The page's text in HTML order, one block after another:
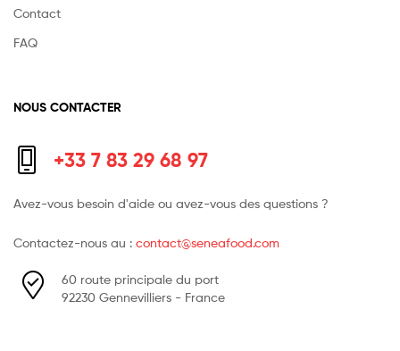
Contact
FAQ
NOUS CONTACTER
+33 7 83 29 68 97
Avez-vous besoin d'aide ou avez-vous des questions ?
Contactez-nous au : contact@seneafood.com
60 route principale du port
92230 Gennevilliers - France